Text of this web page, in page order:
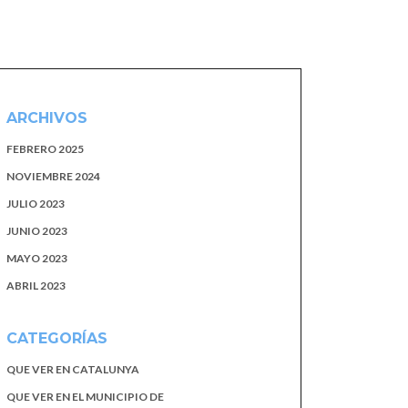
ARCHIVOS
FEBRERO 2025
NOVIEMBRE 2024
JULIO 2023
JUNIO 2023
MAYO 2023
ABRIL 2023
CATEGORÍAS
QUE VER EN CATALUNYA
QUE VER EN EL MUNICIPIO DE